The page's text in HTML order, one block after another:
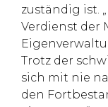
zuständig ist.
Verdienst der
Trotz der
sich mit nie
den